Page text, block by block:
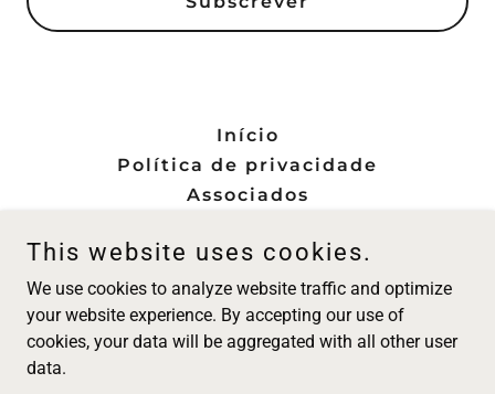
Início
Política de privacidade
Associados
Associação Interim Management Portugal
Copyright © 2022 Associação Interim Management Portugal -
This website uses cookies.
We use cookies to analyze website traffic and optimize
your website experience. By accepting our use of
cookies, your data will be aggregated with all other user
data.